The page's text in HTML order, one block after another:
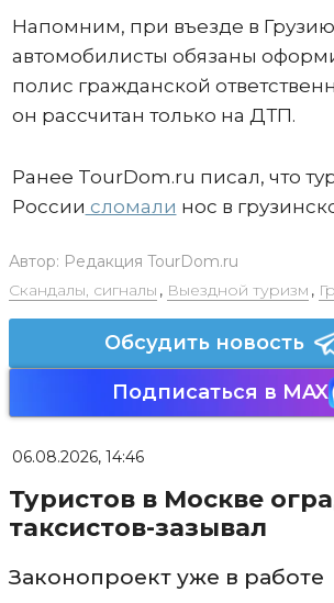
Напомним, при въезде в
автомобилисты обязаны
полис гражданской
он рассчитан только на ДТП.
Ранее TourDom.ru писал, что
России сломали нос в
Автор: Редакция TourDom.ru
Скандалы, сигналы , Выездной туризм ,
Обсудить новость
Подписаться в MAX
06.08.2026, 14:46
Туристов в Москве
таксистов-зазывал
Законопроект уже в работе